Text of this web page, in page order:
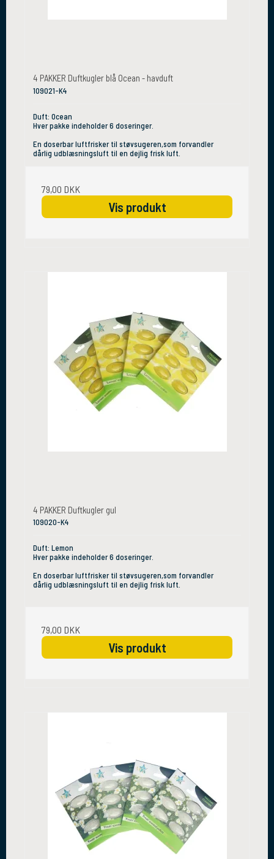
4 PAKKER Duftkugler blå Ocean - havduft
109021-K4
Duft: Ocean
Hver pakke indeholder 6 doseringer.
En doserbar luftfrisker til støvsugeren,som forvandler
dårlig udblæsningsluft til en dejlig frisk luft.
79,00 DKK
Vis produkt
4 PAKKER Duftkugler gul
109020-K4
Duft: Lemon
Hver pakke indeholder 6 doseringer.
En doserbar luftfrisker til støvsugeren,som forvandler
dårlig udblæsningsluft til en dejlig frisk luft.
79,00 DKK
Vis produkt